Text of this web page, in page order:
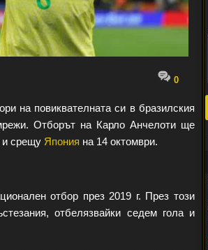
0
на повиквателната си в бразилския
Отборът на Карло Анчелоти ще
и срещу Япония на 14 октомври.
отбор през 2019 г. През този
отбелязвайки седем гола и